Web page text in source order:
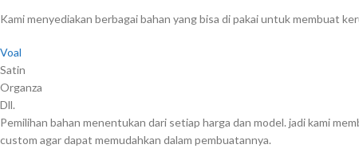
Kami menyediakan berbagai bahan yang bisa di pakai untuk membuat
Voal
Satin
Organza
Dll.
Pemilihan bahan menentukan dari setiap harga dan model. jadi kami
custom agar dapat memudahkan dalam pembuatannya.